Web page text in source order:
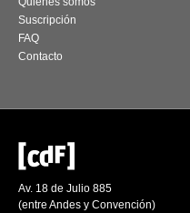
Suscripción
FAQ
Contacto
Av. 18 de Julio 885
(entre Andes y Convención)